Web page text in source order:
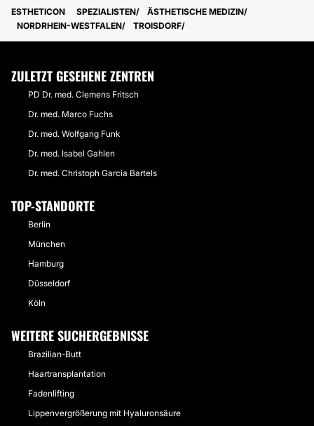
ESTHETICON SPEZIALISTEN
ÄSTHETISCHE MEDIZIN
NORDRHEIN-WESTFALEN
TROISDORF
ZULETZT GESEHENE ZENTREN
PD Dr. med. Clemens Fritsch
Dr. med. Marco Fuchs
Dr. med. Wolfgang Funk
Dr. med. Isabel Gahlen
Dr. med. Christoph Garcia Bartels
TOP-STANDORTE
Berlin
München
Hamburg
Düsseldorf
Köln
WEITERE SUCHERGEBNISSE
Brazilian-Butt
Haartransplantation
Fadenlifting
Lippenvergrößerung mit Hyaluronsäure